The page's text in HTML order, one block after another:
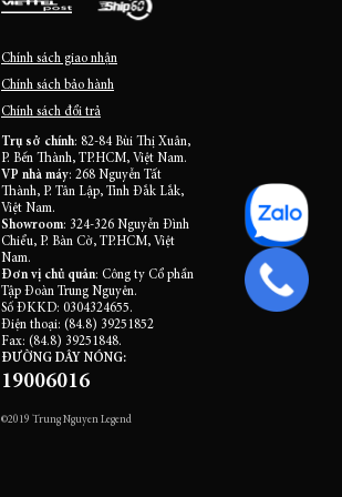
Chính sách giao nhận
Chính sách bảo hành
Chính sách đổi trả
Trụ sở chính: 82-84 Bùi Thị Xuân,
P. Bến Thành, TP.HCM, Việt Nam.
VP nhà máy: 268 Nguyễn Tất
Thành, P. Tân Lập, Tỉnh Đắk Lắk,
Việt Nam.
Showroom: 324-326 Nguyễn Đình
Chiểu, P. Bàn Cờ, TP.HCM, Việt
Nam.
Đơn vị chủ quản: Công ty Cổ phần
Tập Đoàn Trung Nguyên.
Số ĐKKD: 0304324655.
Điện thoại: (84.8) 39251852
Fax: (84.8) 39251848.
ĐƯỜNG DÂY NÓNG:
19006016
©2019 Trung Nguyen Legend